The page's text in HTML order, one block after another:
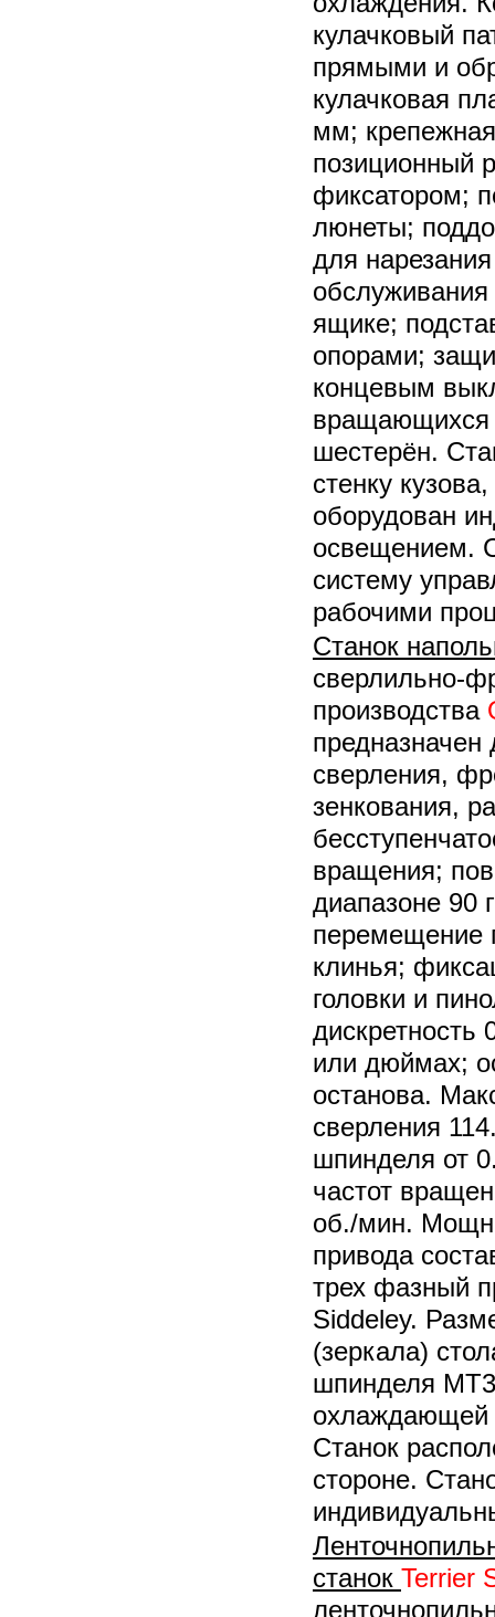
кулачковый
прямыми и
кулачковая
мм;
позиционный
фиксатором;
люнеты;
для
ящике;
опорами;
концевым
вращающихся
шестерён.
стенку
оборудован
освещением.
систему
рабочими
Станок
сверлильно-
производства
сверления,
зенкования,
вращения;
диапазоне 90
перемещение
клинья;
головки и
или дюймах;
останова.
сверления
шпинделя от
частот
об./мин.
привода
трех фазный
Siddeley.
(зеркала)
шпинделя
охлаждающей
Станок
стороне.
станок Terrier